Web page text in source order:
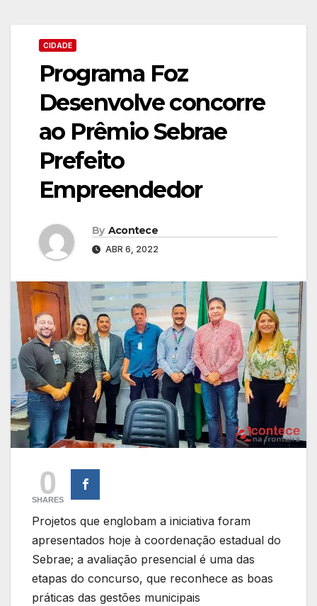
CIDADE
Programa Foz
Desenvolve concorre
ao Prêmio Sebrae
Prefeito
Empreendedor
By Acontece
ABR 6, 2022
0
SHARES
Projetos que englobam a iniciativa foram
apresentados hoje à coordenação estadual do
Sebrae; a avaliação presencial é uma das
etapas do concurso, que reconhece as boas
práticas das gestões municipais